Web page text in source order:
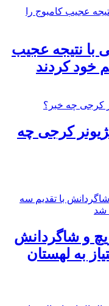
با نتیجه عجیب
خود کردند
کرجی چه
و شاگردانش
به لهستان